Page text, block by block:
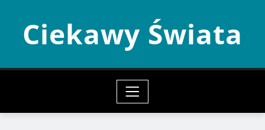
contentCiekawy Świata